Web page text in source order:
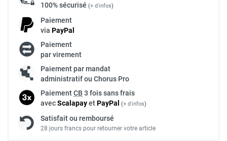
100% sécurisé (+ d'infos)
Paiement
via PayPal
Paiement
par virement
Paiement par mandat
administratif ou Chorus Pro
PaiementCB 3 fois sans frais
avecScalapayetPayPal (+ d'infos)
Satisfait ou remboursé
28 jours francs pour retourner votre article